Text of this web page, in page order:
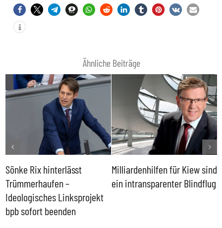
Ähnliche Beiträge
Sönke Rix hinterlässt
Trümmerhaufen –
Ideologisches Linksprojekt
bpb sofort beenden
Milliardenhilfen für Kiew sind
ein intransparenter Blindflug